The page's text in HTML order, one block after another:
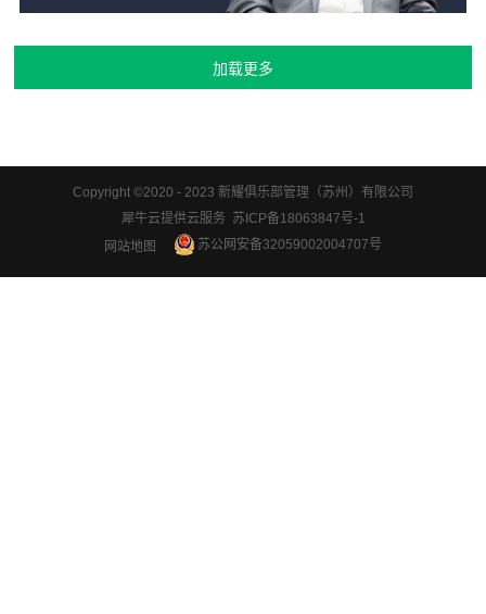
Copyright ©2020 - 2023 新耀俱乐部管理（苏州）有限公司
犀牛云提供云服务 苏ICP备18063847号-1
网站地图
苏公网安备32059002004707号